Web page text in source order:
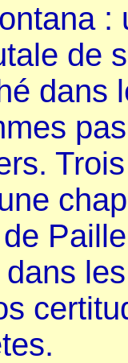
:
de
dans